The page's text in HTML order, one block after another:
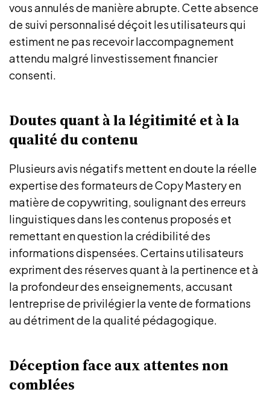
vous annulés de manière abrupte. Cette absence
de suivi personnalisé déçoit les utilisateurs qui
estiment ne pas recevoir laccompagnement
attendu malgré linvestissement financier
consenti.
Doutes quant à la légitimité et à la
qualité du contenu
Plusieurs avis négatifs mettent en doute la réelle
expertise des formateurs de Copy Mastery en
matière de copywriting, soulignant des erreurs
linguistiques dans les contenus proposés et
remettant en question la crédibilité des
informations dispensées. Certains utilisateurs
expriment des réserves quant à la pertinence et à
la profondeur des enseignements, accusant
lentreprise de privilégier la vente de formations
au détriment de la qualité pédagogique.
Déception face aux attentes non
comblées